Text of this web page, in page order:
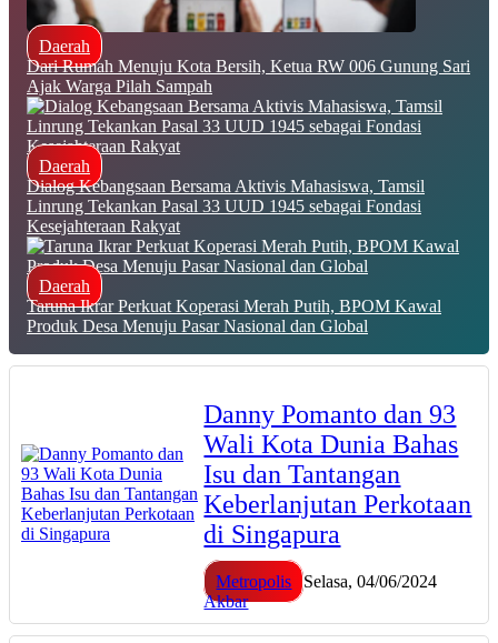
Daerah
Dari Rumah Menuju Kota Bersih, Ketua RW 006 Gunung Sari
Ajak Warga Pilah Sampah
Daerah
Dialog Kebangsaan Bersama Aktivis Mahasiswa, Tamsil
Linrung Tekankan Pasal 33 UUD 1945 sebagai Fondasi
Kesejahteraan Rakyat
Daerah
Taruna Ikrar Perkuat Koperasi Merah Putih, BPOM Kawal
Produk Desa Menuju Pasar Nasional dan Global
Danny Pomanto dan 93
Wali Kota Dunia Bahas
Isu dan Tantangan
Keberlanjutan Perkotaan
di Singapura
Metropolis
Selasa, 04/06/2024
Akbar